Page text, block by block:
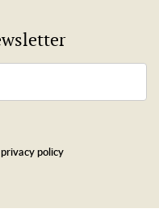
privacy policy